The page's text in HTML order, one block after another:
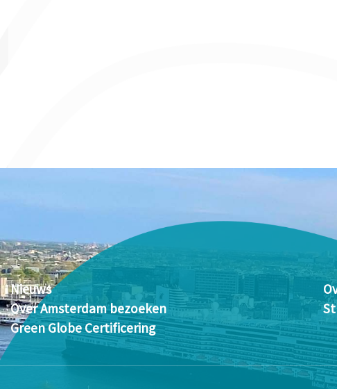
Nieuws
Over Amsterdam bezoeken
Green Globe Certificering